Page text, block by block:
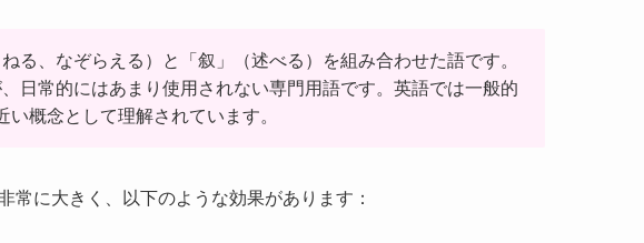
る、なぞらえる）と「叙」（述べる）を組み合わせた語です。
日常的にはあまり使用されない専門用語です。英語では一般的
概念として理解されています。
常に大きく、以下のような効果があります：